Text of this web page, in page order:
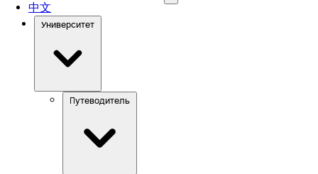
中文
Университет
Путеводитель